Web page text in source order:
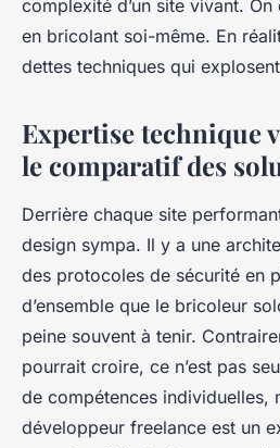
complexité d’un site vivant.
en bricolant soi-même. En
dettes techniques qui
Expertise technique
le comparatif des
Derrière chaque site
design sympa. Il y a une
des protocoles de sécurité en
d’ensemble que le bricoleur
peine souvent à tenir.
pourrait croire, ce n’est pas
de compétences individuelles,
développeur freelance est un